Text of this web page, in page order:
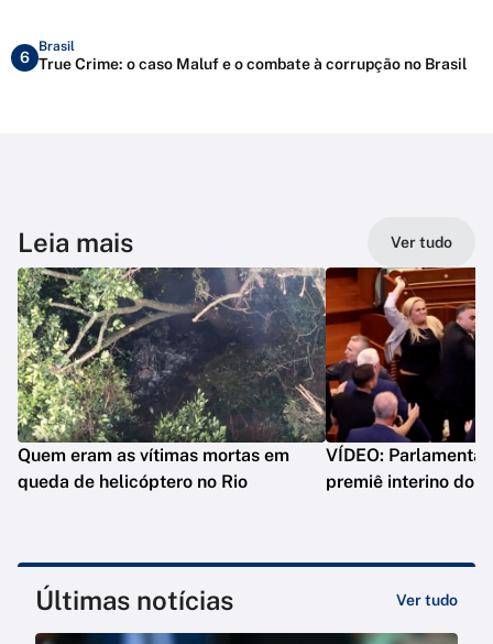
6
Brasil
True Crime: o caso Maluf e o combate à corrupção no Brasil
Leia mais Ver tudo
Quem eram as vítimas mortas em
queda de helicóptero no Rio
VÍDEO:
premiê interino do
Últimas notícias Ver tudo